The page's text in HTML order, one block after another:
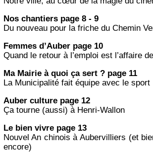
Nos chantiers page 8 - 9
Du nouveau pour la friche du Chemin
Femmes d’Auber page 10
Quand le retour à l’emploi est l’affaire
Ma Mairie à quoi ça sert ? page 11
La Municipalité fait équipe avec le sport
Auber culture page 12
Ça tourne (aussi) à Henri-Wallon
Le bien vivre page 13
Nouvel An chinois à Aubervilliers (et
encore)